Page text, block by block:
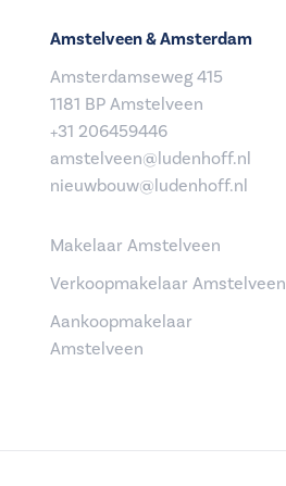
Amstelveen & Amsterdam
Amsterdamseweg 415
1181 BP Amstelveen
+31 206459446
amstelveen@ludenhoff.nl
nieuwbouw@ludenhoff.nl
Makelaar Amstelveen
Verkoopmakelaar Amstelveen
Aankoopmakelaar
Amstelveen